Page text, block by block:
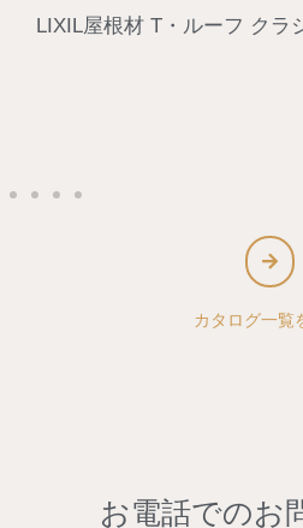
カタログ一覧
お電話でのお